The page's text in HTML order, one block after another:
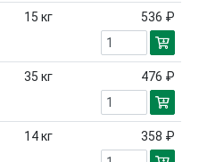
15 кг 536 ₽
35 кг 476 ₽
14кг 358 ₽